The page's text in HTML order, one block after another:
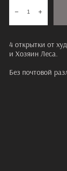
4 открытки от
и Хозяин Леса.
Без почтовой